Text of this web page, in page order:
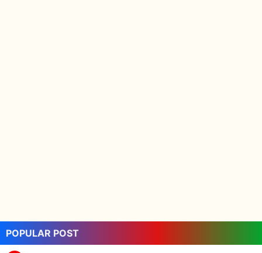
POPULAR POST